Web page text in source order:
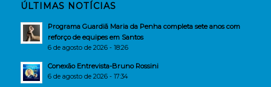
ÚLTIMAS NOTÍCIAS
Programa Guardiã Maria da Penha completa sete anos com
reforço de equipes em Santos
6 de agosto de 2026 - 18:26
Conexão Entrevista-Bruno Rossini
6 de agosto de 2026 - 17:34